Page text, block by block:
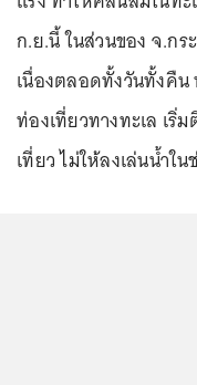
ก.ย.นี้ ในส่วนของ จ.ก
เนื่องตลอดทั้งวันทั้งคื
ท่องเที่ยวทางทะเล เริ่
เที่ยว ไม่ให้ลงเล่นน้ำใน